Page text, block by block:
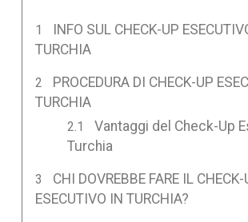
INFO SUL CHECK-UP
TURCHIA
PROCEDURA DI CHECK-UP
TURCHIA
Vantaggi del Check-Up
Turchia
CHI DOVREBBE FARE IL CHECK-
ESECUTIVO IN TURCHIA?